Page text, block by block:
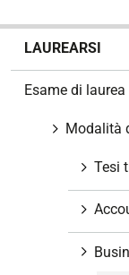
LAUREARSI
Esame di laurea
Modalità
Tesi